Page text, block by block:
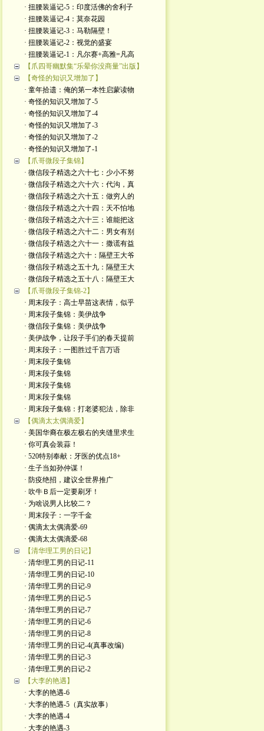
· 扭腰装逼记-5：印度活佛的舍利子
· 扭腰装逼记-4：莫奈花园
· 扭腰装逼记-3：马勒隔壁！
· 扭腰装逼记-2：视觉的盛宴
· 扭腰装逼记-1：凡尔赛+高雅=凡高
【爪四哥幽默集“乐晕你没商量”出版】
【奇怪的知识又增加了】
· 童年拾遗：俺的第一本性启蒙读物
· 奇怪的知识又增加了-5
· 奇怪的知识又增加了-4
· 奇怪的知识又增加了-3
· 奇怪的知识又增加了-2
· 奇怪的知识又增加了-1
【爪哥微段子集锦】
· 微信段子精选之六十七：少小不努
· 微信段子精选之六十六：代沟，真
· 微信段子精选之六十五：做穷人的
· 微信段子精选之六十四：天不怕地
· 微信段子精选之六十三：谁能把这
· 微信段子精选之六十二：男女有别
· 微信段子精选之六十一：撒谎有益
· 微信段子精选之六十：隔壁王大爷
· 微信段子精选之五十九：隔壁王大
· 微信段子精选之五十八：隔壁王大
【爪哥微段子集锦-2】
· 周末段子：高士早苗这表情，似乎
· 周末段子集锦：美伊战争
· 微信段子集锦：美伊战争
· 美伊战争，让段子手们的春天提前
· 周末段子：一图胜过千言万语
· 周末段子集锦
· 周末段子集锦
· 周末段子集锦
· 周末段子集锦
· 周末段子集锦：打老婆犯法，除非
【偶滴太太偶滴爱】
· 美国华裔在极左极右的夹缝里求生
· 你可真会装蒜！
· 520特别奉献：牙医的优点18+
· 生子当如孙仲谋！
· 防疫绝招，建议全世界推广
· 吹牛Ｂ后一定要刷牙！
· 为啥说男人比较二？
· 周末段子：一字千金
· 偶滴太太偶滴爱-69
· 偶滴太太偶滴爱-68
【清华理工男的日记】
· 清华理工男的日记-11
· 清华理工男的日记-10
· 清华理工男的日记-9
· 清华理工男的日记-5
· 清华理工男的日记-7
· 清华理工男的日记-6
· 清华理工男的日记-8
· 清华理工男的日记-4(真事改编)
· 清华理工男的日记-3
· 清华理工男的日记-2
【大李的艳遇】
· 大李的艳遇-6
· 大李的艳遇-5（真实故事）
· 大李的艳遇-4
· 大李的艳遇-3